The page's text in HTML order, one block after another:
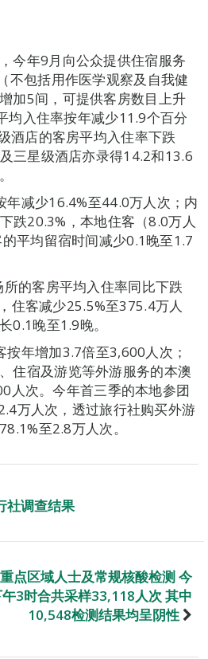
今年9月向公众提供住宿服务
不包括用作医学观察及自我健
加5间，可提供客房数目上升
均入住率按年减少11.9个百分
酒店的客房平均入住率下跌
三星级酒店亦录得14.2和13.6
年减少16.4%至44.0万人次；内
跌20.3%，本地住客（8.0万人
平均留宿时间减少0.1晚至1.7
的客房平均入住率同比下跌
住客减少25.5%至375.4万人
0.1晚至1.9晚。
年增加3.7倍至3,600人次；
住宿及游览等外游服务的本澳
人次。今年首三季的本地参团
万人次，透过旅行社购买外游
至2.8万人次。
社调查结果
点区域人士及常规核酸检测 今
午3时合共采样33,118人次 其中
10,548检测结果均呈阴性